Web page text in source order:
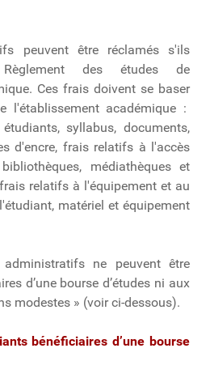
peuvent être réclamés s'ils
des études de
Ces frais doivent se baser
l'établissement académique :
syllabus, documents,
d'encre, frais relatifs à l'accès
médiathèques et
relatifs à l'équipement et au
matériel et équipement
ne peuvent être
d’une bourse d’études ni aux
modestes » (voir ci-dessous).
bénéficiaires d’une bourse